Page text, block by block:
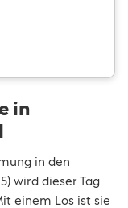
in
in den
wird dieser Tag
einem Los ist sie